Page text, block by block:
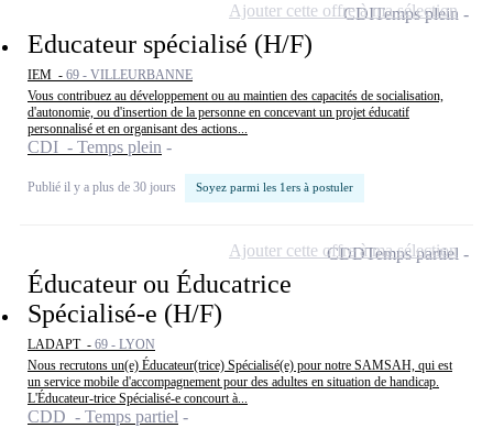
Educateur spécialisé (H/F)
IEM - 69 - VILLEURBANNE
Vous contribuez au développement ou au maintien des capacités de socialisation,
d'autonomie, ou d'insertion de la personne en concevant un projet éducatif
personnalisé et en organisant des actions...
CDI - Temps plein
Publié il y a plus de 30 jours Soyez parmi les 1ers à postuler
CDITemps plein
Ajouter cette offre à ma sélection
Éducateur ou Éducatrice
Spécialisé-e (H/F)
LADAPT - 69 - LYON
Nous recrutons un(e) Éducateur(trice) Spécialisé(e) pour notre SAMSAH, qui est
un service mobile d'accompagnement pour des adultes en situation de handicap.
L'Éducateur-trice Spécialisé-e concourt à...
CDD - Temps partiel
CDDTemps partiel
Ajouter cette offre à ma sélection